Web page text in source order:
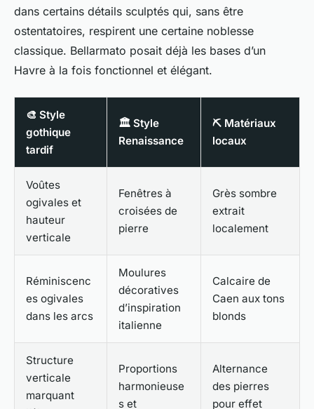
dans certains détails sculptés qui, sans être
ostentatoires, respirent une certaine noblesse
classique. Bellarmato posait déjà les bases d’un
Havre à la fois fonctionnel et élégant.
🎨 Style
gothique
tardif
🏛️ Style
Renaissance
⛏️ Matériaux
locaux
Voûtes
ogivales et
hauteur
verticale
Fenêtres à
croisées de
pierre
Grès sombre
extrait
localement
Réminiscenc
es ogivales
dans les arcs
Moulures
décoratives
d’inspiration
italienne
Calcaire de
Caen aux tons
blonds
Structure
verticale
marquant
Proportions
harmonieuse
s et
Alternance
des pierres
pour effet